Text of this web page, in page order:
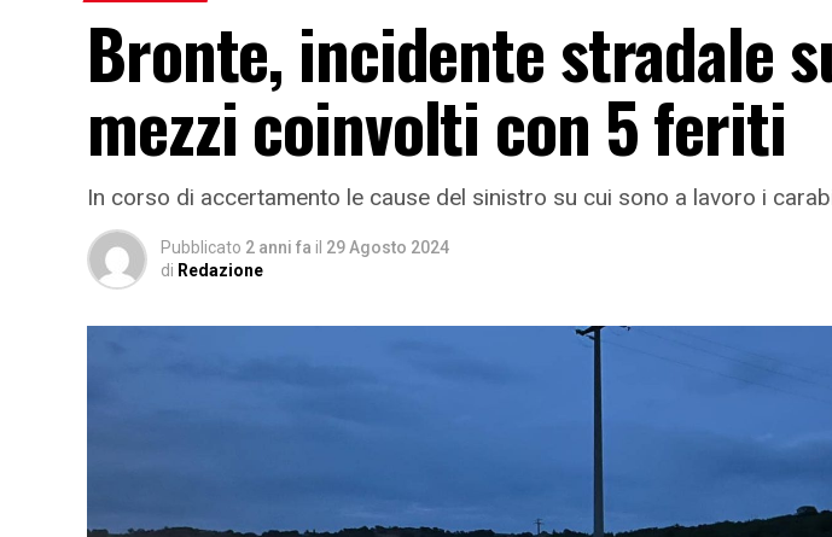
Bronte, incidente stradale
mezzi coinvolti con 5 feriti
In corso di accertamento le cause del sinistro su cui sono a lavoro i
Pubblicato 2 anni fa il 29 Agosto 2024
di Redazione